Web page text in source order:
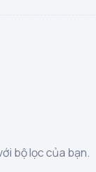
bộ lọc của bạn.